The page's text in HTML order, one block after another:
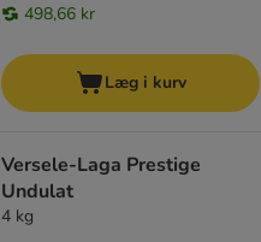
498,66 kr
Læg i kurv
Versele-Laga Prestige
Undulat
4 kg